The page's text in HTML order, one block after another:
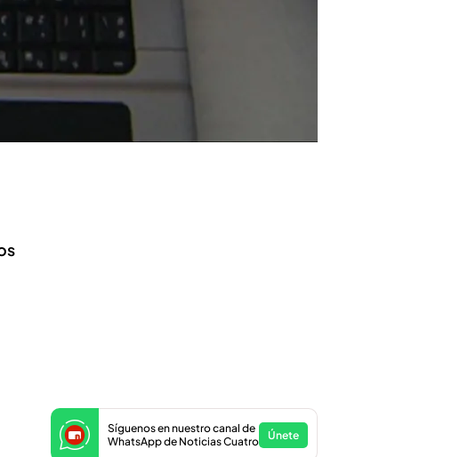
Síguenos en nuestro canal de
WhatsApp de Noticias Cuatro
Únete